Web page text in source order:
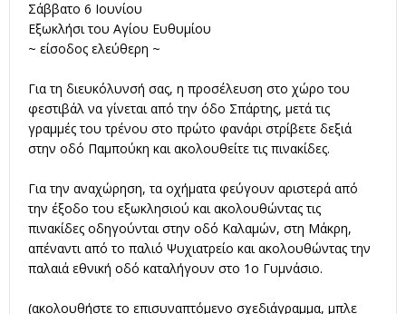
Σάββατο 6 Ιουνίου
Εξωκλήσι του Αγίου Ευθυμίου
~ είσοδος ελεύθερη ~
Για τη διευκόλυνσή σας, η προσέλευση στο χώρο του
φεστιβάλ να γίνεται από την όδο Σπάρτης, μετά τις
γραμμές του τρένου στο πρώτο φανάρι στρίβετε δεξιά
στην οδό Παμπούκη και ακολουθείτε τις πινακίδες.
Για την αναχώρηση, τα οχήματα φεύγουν αριστερά από
την έξοδο του εξωκλησιού και ακολουθώντας τις
πινακίδες οδηγούνται στην οδό Καλαμών, στη Μάκρη,
απέναντι από το παλιό Ψυχιατρείο και ακολουθώντας την
παλαιά εθνική οδό καταλήγουν στο 1ο Γυμνάσιο.
(ακολουθήστε το επισυναπτόμενο σχεδιάγραμμα, μπλε